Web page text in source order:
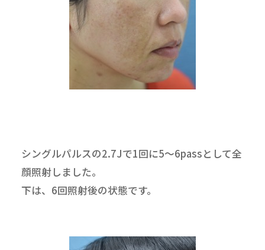
シングルパルスの2.7Jで1回に5～6passとして全
顔照射しました。
下は、6回照射後の状態です。